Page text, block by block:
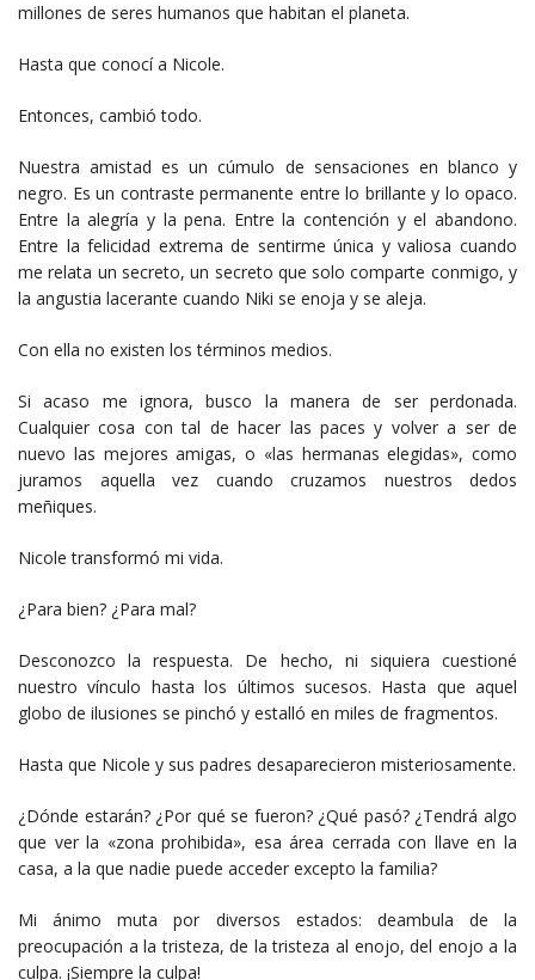
millones de seres humanos que habitan el planeta.
Hasta que conocí a Nicole.
Entonces, cambió todo.
Nuestra amistad es un cúmulo de sensaciones en blanco y
negro. Es un contraste permanente entre lo brillante y lo opaco.
Entre la alegría y la pena. Entre la contención y el abandono.
Entre la felicidad extrema de sentirme única y valiosa cuando
me relata un secreto, un secreto que solo comparte conmigo, y
la angustia lacerante cuando Niki se enoja y se aleja.
Con ella no existen los términos medios.
Si acaso me ignora, busco la manera de ser perdonada.
Cualquier cosa con tal de hacer las paces y volver a ser de
nuevo las mejores amigas, o «las hermanas elegidas», como
juramos aquella vez cuando cruzamos nuestros dedos
meñiques.
Nicole transformó mi vida.
¿Para bien? ¿Para mal?
Desconozco la respuesta. De hecho, ni siquiera cuestioné
nuestro vínculo hasta los últimos sucesos. Hasta que aquel
globo de ilusiones se pinchó y estalló en miles de fragmentos.
Hasta que Nicole y sus padres desaparecieron misteriosamente.
¿Dónde estarán? ¿Por qué se fueron? ¿Qué pasó? ¿Tendrá algo
que ver la «zona prohibida», esa área cerrada con llave en la
casa, a la que nadie puede acceder excepto la familia?
Mi ánimo muta por diversos estados: deambula de la
preocupación a la tristeza, de la tristeza al enojo, del enojo a la
culpa. ¡Siempre la culpa!